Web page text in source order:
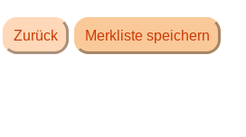
Zurück Merkliste speichern